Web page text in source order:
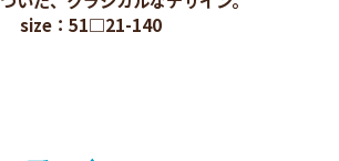
size：51□21-140